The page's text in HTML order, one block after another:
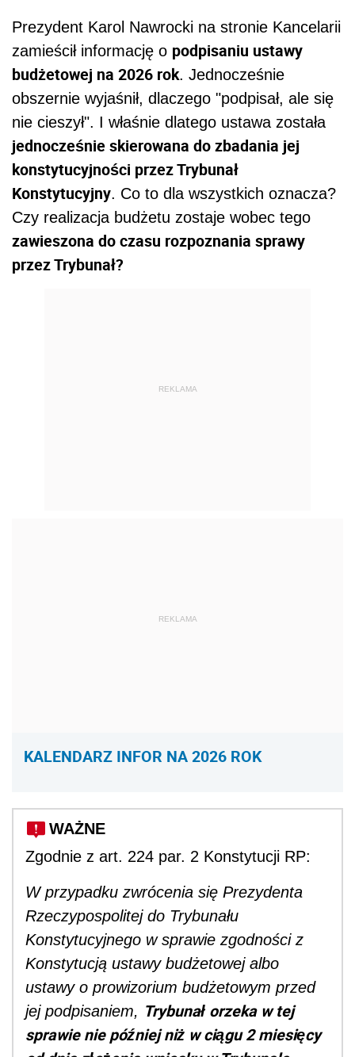
Prezydent Karol Nawrocki na stronie Kancelarii
zamieścił informację o podpisaniu ustawy
budżetowej na 2026 rok. Jednocześnie
obszernie wyjaśnił, dlaczego "podpisał, ale się
nie cieszył". I właśnie dlatego ustawa została
jednocześnie skierowana do zbadania jej
konstytucyjności przez Trybunał
Konstytucyjny. Co to dla wszystkich oznacza?
Czy realizacja budżetu zostaje wobec tego
zawieszona do czasu rozpoznania sprawy
przez Trybunał?
REKLAMA
REKLAMA
KALENDARZ INFOR NA 2026 ROK
WAŻNE
Zgodnie z art. 224 par. 2 Konstytucji RP:
W przypadku zwrócenia się Prezydenta
Rzeczypospolitej do Trybunału
Konstytucyjnego w sprawie zgodności z
Konstytucją ustawy budżetowej albo
ustawy o prowizorium budżetowym przed
jej podpisaniem, Trybunał orzeka w tej
sprawie nie później niż w ciągu 2 miesięcy